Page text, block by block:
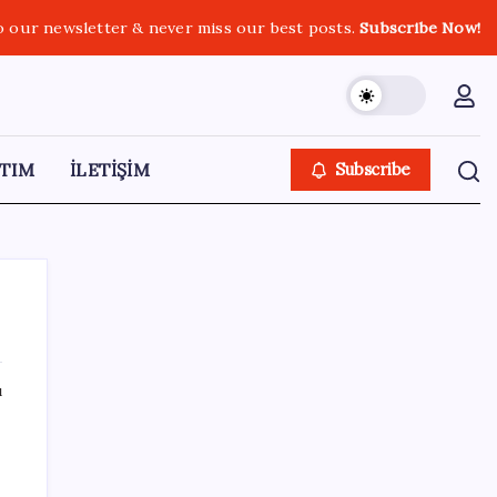
our newsletter & never miss our best posts.Subscribe Now!
İLETİŞİM Subscribe